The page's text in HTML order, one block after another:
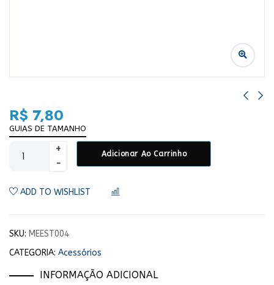
R$ 7,80
GUIAS DE TAMANHO
Adicionar Ao Carrinho
ADD TO WISHLIST
SKU: MEEST004
CATEGORIA: Acessórios
INFORMAÇÃO ADICIONAL